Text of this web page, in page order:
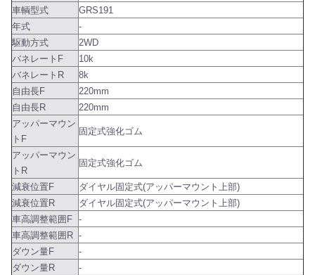
車輌型式
GRS191
年式
-
駆動方式
2WD
バネレートF
10k
バネレートR
8k
自由長F
220mm
自由長R
220mm
アッパーマウン
トF
固定式強化ゴム
アッパーマウン
トR
固定式強化ゴム
減衰位置F
ダイヤル固定式(アッパーマウント上部)
減衰位置R
ダイヤル固定式(アッパーマウント上部)
車高調整範囲F -
車高調整範囲R -
ダウン量F
-
ダウン量R
-